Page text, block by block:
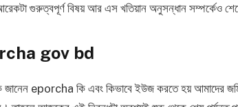
গুরুত্বপূর্ণ বিষয় আর এস খতিয়ান অনুসন্ধান সম্পর্কেও
gov bd
জানেন eporcha কি এবং কিভাবে ইউজ করতে হয় আমাদের